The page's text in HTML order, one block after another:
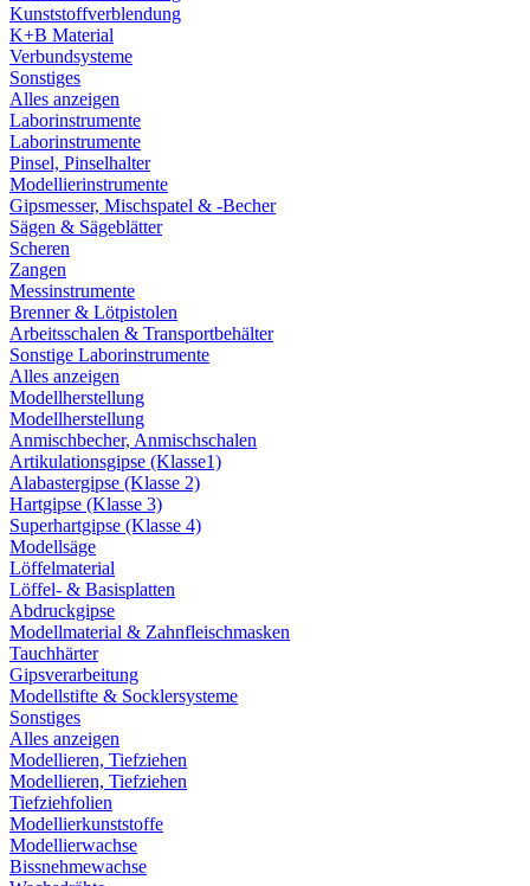
Kunststoffverblendung
K+B Material
Verbundsysteme
Sonstiges
Alles anzeigen
Laborinstrumente
Laborinstrumente
Pinsel, Pinselhalter
Modellierinstrumente
Gipsmesser, Mischspatel & -Becher
Sägen & Sägeblätter
Scheren
Zangen
Messinstrumente
Brenner & Lötpistolen
Arbeitsschalen & Transportbehälter
Sonstige Laborinstrumente
Alles anzeigen
Modellherstellung
Modellherstellung
Anmischbecher, Anmischschalen
Artikulationsgipse (Klasse1)
Alabastergipse (Klasse 2)
Hartgipse (Klasse 3)
Superhartgipse (Klasse 4)
Modellsäge
Löffelmaterial
Löffel- & Basisplatten
Abdruckgipse
Modellmaterial & Zahnfleischmasken
Tauchhärter
Gipsverarbeitung
Modellstifte & Socklersysteme
Sonstiges
Alles anzeigen
Modellieren, Tiefziehen
Modellieren, Tiefziehen
Tiefziehfolien
Modellierkunststoffe
Modellierwachse
Bissnehmewachse